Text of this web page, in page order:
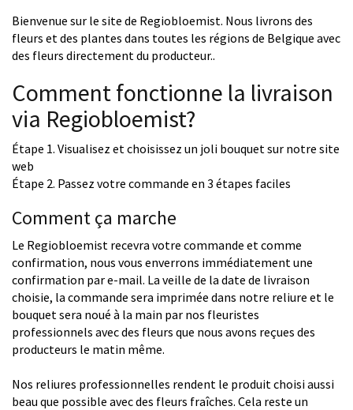
Bienvenue sur le site de Regiobloemist. Nous livrons des
fleurs et des plantes dans toutes les régions de Belgique avec
des fleurs directement du producteur..
Comment fonctionne la livraison
via Regiobloemist?
Étape 1. Visualisez et choisissez un joli bouquet sur notre site
web
Étape 2. Passez votre commande en 3 étapes faciles
Comment ça marche
Le Regiobloemist recevra votre commande et comme
confirmation, nous vous enverrons immédiatement une
confirmation par e-mail. La veille de la date de livraison
choisie, la commande sera imprimée dans notre reliure et le
bouquet sera noué à la main par nos fleuristes
professionnels avec des fleurs que nous avons reçues des
producteurs le matin même.
Nos reliures professionnelles rendent le produit choisi aussi
beau que possible avec des fleurs fraîches. Cela reste un